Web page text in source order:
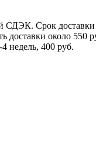
СДЭК. Срок
доставки около 550
недель, 400 руб.